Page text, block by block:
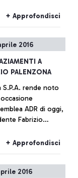
è stata nominata
dell'azienda
le sue
nel gruppo
di
di
l'Assemblea, ha
amministratore
Ugo de Carolis,
delegato di
+ Approfondisci
2016
A
PALENZONA
S.P.A. rende noto
ADR di oggi,
Fabrizio
di Presidente di
gratitudine al
+ Approfondisci
2016